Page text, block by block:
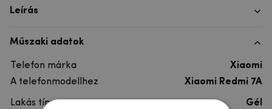
Leírás
Műszaki adatok
Telefon márka
Xiaomi
A telefonmodellhez
Xiaomi Redmi 7A
Lakás típusa
Gél